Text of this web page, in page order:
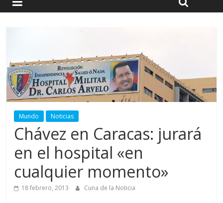
Mundo Noticias
Chávez en Caracas: jurará
en el hospital «en
cualquier momento»
18 febrero, 2013 Cuna de la Noticia